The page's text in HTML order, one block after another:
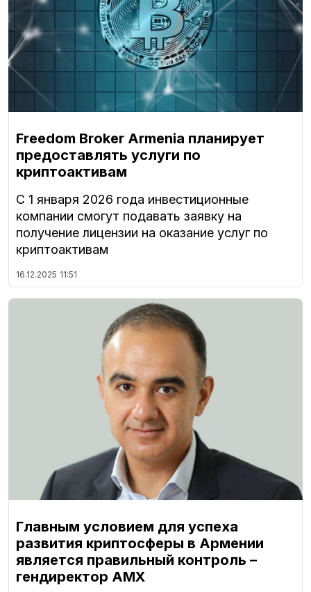
Freedom Broker Armenia планирует
предоставлять услуги по
криптоактивам
С 1 января 2026 года инвестиционные
компании смогут подавать заявку на
получение лицензии на оказание услуг по
криптоактивам
16.12.2025 11:51
Главным условием для успеха
развития криптосферы в Армении
является правильный контроль –
гендиректор AMX